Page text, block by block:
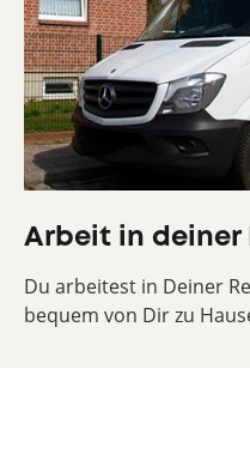
Arbeit in deiner
Du arbeitest in Deiner
bequem von Dir zu